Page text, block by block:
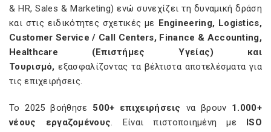
& HR, Sales & Marketing) ενώ συνεχίζει τη δυναμική δράση
και στις ειδικότητες σχετικές με Engineering, Logistics,
Customer Service / Call Centers, Finance & Accounting,
Healthcare (Επιστήμες Υγείας) και
Τουρισμό, εξασφαλίζοντας τα βέλτιστα αποτελέσματα για
τις επιχειρήσεις.
Το 2025 βοήθησε 500+ επιχειρήσεις να βρουν 1.000+
νέους εργαζομένους. Είναι πιστοποιημένη με ISO